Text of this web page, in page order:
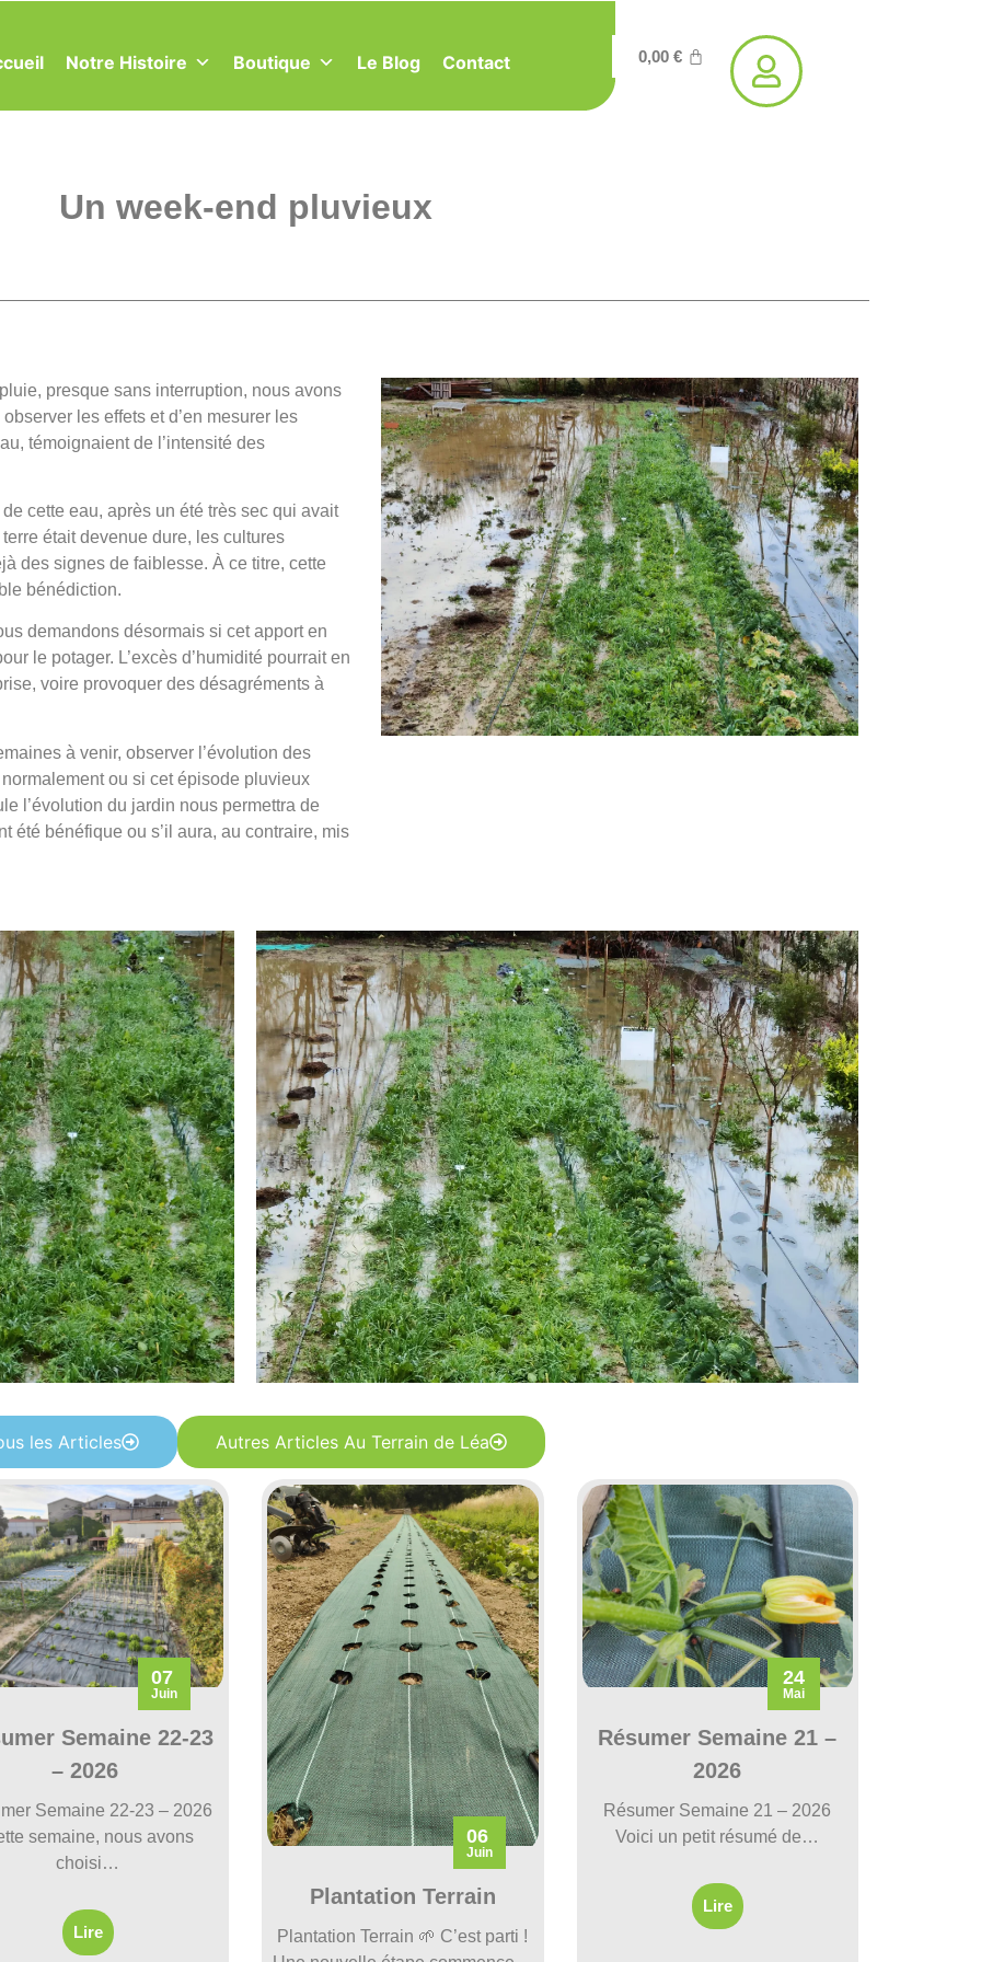
Notre Histoire Boutique Le Blog Contact 0,00€
Un week-end pluvieux
presque sans interruption, nous avons
les effets et d’en mesurer les
témoignaient de l’intensité des
cette eau, après un été très sec qui avait
était devenue dure, les cultures
des signes de faiblesse. À ce titre, cette
bénédiction.
demandons désormais si cet apport en
le potager. L’excès d’humidité pourrait en
voire provoquer des désagréments à
à venir, observer l’évolution des
ou si cet épisode pluvieux
l’évolution du jardin nous permettra de
été bénéfique ou s’il aura, au contraire, mis
les Articles Autres Articles Au Terrain de Léa
07
Juin
Semaine 22-23
– 2026
Semaine 22-23 – 2026
semaine, nous avons
choisi…
Lire
06
Juin
Plantation Terrain
Plantation Terrain 🌱 C’est parti !
24
Mai
Résumer Semaine 21 –
2026
Résumer Semaine 21 – 2026
Voici un petit résumé de…
Lire